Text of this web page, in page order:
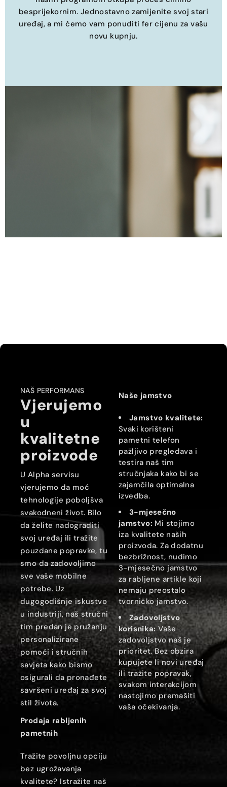
besprijekornim. Jednostavno zamijenite svoj stari
uređaj, a mi ćemo vam ponuditi fer cijenu za vašu
novu kupnju.
NAŠ PERFORMANS
Vjerujemo
u
kvalitetne
proizvode
U Alpha servisu
vjerujemo da moć
tehnologije poboljšva
svakodneni život. Bilo
da želite nadograditi
svoj uređaj ili tražite
pouzdane popravke, tu
smo da zadovoljimo
sve vaše mobilne
potrebe. Uz
dugogodišnje iskustvo
u industriji, naš stručni
tim predan je pružanju
personalizirane
pomoći i stručnih
savjeta kako bismo
osigurali da pronađete
savršeni uređaj za svoj
stil života.
Prodaja rabljenih
pametnih
Tražite povoljnu opciju
bez ugrožavanja
kvalitete? Istražite naš
Naše jamstvo
Jamstvo kvalitete:
Svaki korišteni
pametni telefon
pažljivo pregledava i
testira naš tim
stručnjaka kako bi se
zajamčila optimalna
izvedba.
3-mjesečno
jamstvo: Mi stojimo
iza kvalitete naših
proizvoda. Za dodatnu
bezbrižnost, nudimo
3-mjesečno jamstvo
za rabljene artikle koji
nemaju preostalo
tvorničko jamstvo.
Zadovoljstvo
korisnika:Vaše
zadovoljstvo naš je
prioritet. Bez obzira
kupujete li novi uređaj
ili tražite popravak,
svakom interakcijom
nastojimo premašiti
vaša očekivanja.